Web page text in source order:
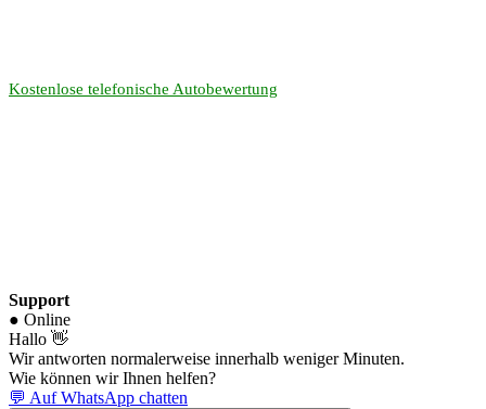
Kostenlose telefonische Autobewertung
Support
● Online
Hallo 👋
Wir antworten normalerweise innerhalb weniger Minuten.
Wie können wir Ihnen helfen?
💬 Auf WhatsApp chatten